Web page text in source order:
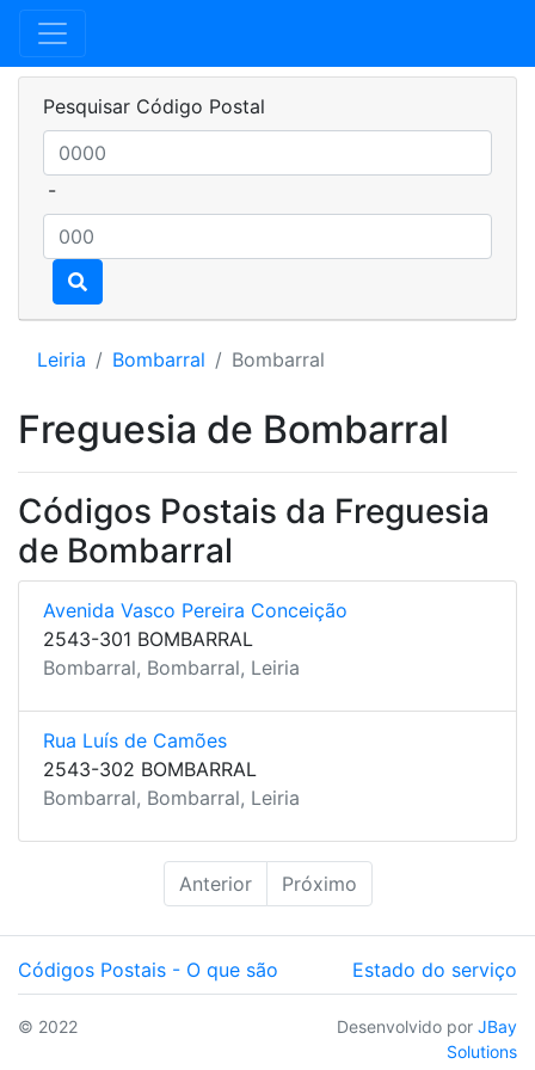
Pesquisar Código Postal
-
Leiria Bombarral Bombarral
Freguesia de Bombarral
Códigos Postais da Freguesia
de Bombarral
Avenida Vasco Pereira Conceição
2543-301 BOMBARRAL
Bombarral, Bombarral, Leiria
Rua Luís de Camões
2543-302 BOMBARRAL
Bombarral, Bombarral, Leiria
Anterior Próximo
Códigos Postais - O que são Estado do serviço
© 2022 Desenvolvido por JBay
Solutions